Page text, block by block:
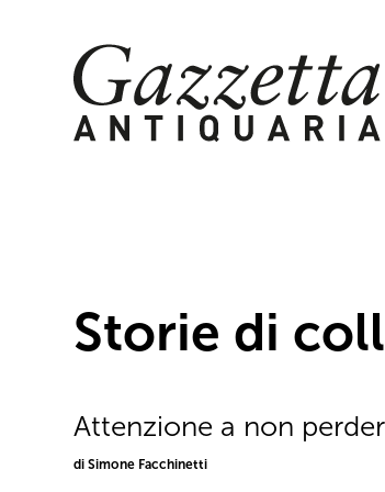
Skip
to
content
Storie di
Attenzione a non
di Simone Facchinetti